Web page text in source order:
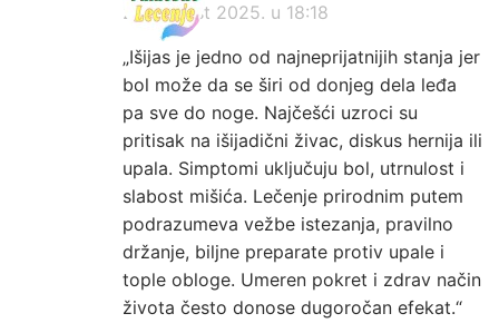
24. avgust 2025. u 18:18
„Išijas je jedno od najneprijatnijih stanja jer
bol može da se širi od donjeg dela leđa
pa sve do noge. Najčešći uzroci su
pritisak na išijadični živac, diskus hernija ili
upala. Simptomi uključuju bol, utrnulost i
slabost mišića. Lečenje prirodnim putem
podrazumeva vežbe istezanja, pravilno
držanje, biljne preparate protiv upale i
tople obloge. Umeren pokret i zdrav način
života često donose dugoročan efekat.“